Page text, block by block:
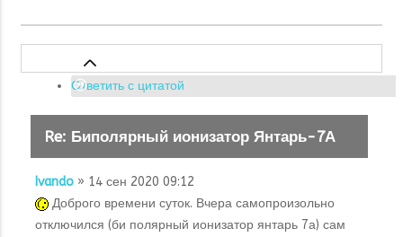
Ответить с цитатой
Re: Биполярный ионизатор Янтарь-7А
Ivando » 14 сен 2020 09:12
Доброго времени суток. Вчера самопроизольно
отключился (би полярный ионизатор янтарь 7а) сам